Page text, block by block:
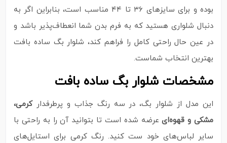
بوده و برای سایزهای ۳۶ تا ۴۴ مناسب است، بنابراین اگر به
دنبال شلواری هستید که به فرم بدن شما انعطاف‌پذیر باشد و
در عین حال راحتی کامل را فراهم کند، شلوار بگ ساده بافت
بهترین انتخاب شماست.
مشخصات شلوار بگ ساده بافت
این مدل از شلوار بگ، در سه رنگ جذاب و پرطرفدارکرمی،
مشکی و قهوه‌ایعرضه شده است تا بتوانید آن را به‌ راحتی با
سایر لباس‌های خود ست کنید. رنگ کرمی برای استایل‌های